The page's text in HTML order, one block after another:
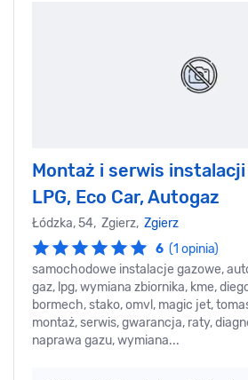
Montaż i serwis instalacji
LPG, Eco Car, Autogaz
Łódzka, 54, Zgierz, Zgierz
6 (1 opinia)
samochodowe instalacje gazowe,
gaz, lpg, wymiana zbiornika, kme,
bormech, stako, omvl, magic jet,
montaż, serwis, gwarancja, raty,
naprawa gazu, wymiana...